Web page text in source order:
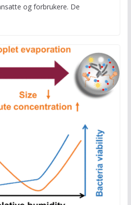
og forbrukere. De